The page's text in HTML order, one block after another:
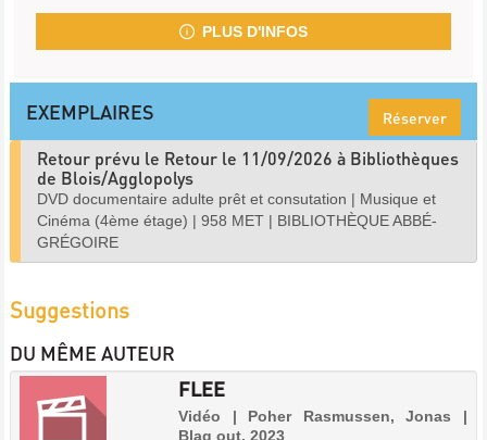
PLUS D'INFOS
EXEMPLAIRES Réserver
Retour prévu le Retour le 11/09/2026 à Bibliothèques
de Blois/Agglopolys
DVD documentaire adulte prêt et consutation | Musique et
Cinéma (4ème étage) | 958 MET | BIBLIOTHÈQUE ABBÉ-
GRÉGOIRE
Suggestions
DU MÊME AUTEUR
FLEE
Vidéo | Poher Rasmussen, Jonas |
Blaq out, 2023